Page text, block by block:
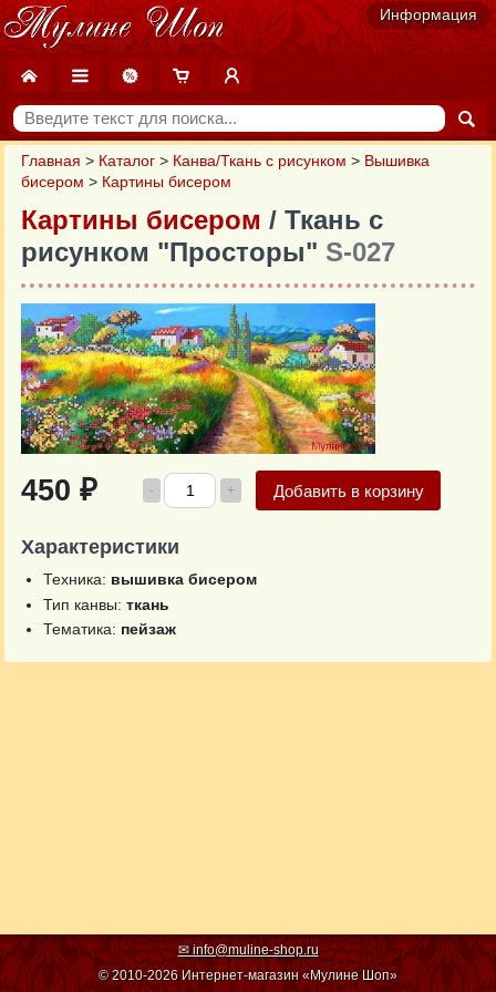
Информация
Главная > Каталог > Канва/Ткань с рисунком > Вышивка
бисером > Картины бисером
Картины бисером / Ткань с
рисунком "Просторы" S-027
450 ₽ - + Добавить в корзину
Характеристики
Техника: вышивка бисером
Тип канвы: ткань
Тематика: пейзаж
✉ info@muline-shop.ru
© 2010-2026 Интернет-магазин «Мулине Шоп»